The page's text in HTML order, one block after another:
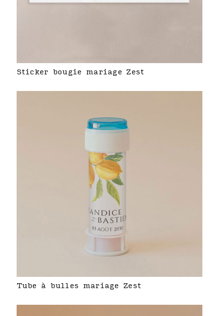
Sticker bougie mariage Zest
Tube à bulles mariage Zest